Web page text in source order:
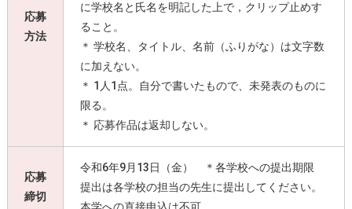
応募
方法
に学校名と氏名を明記した上で，クリップ止めす
ること。
＊ 学校名、タイトル、名前（ふりがな）は文字数
に加えない。
＊ 1人1点。自分で書いたもので、未発表のものに
限る。
＊ 応募作品は返却しない。
応募
締切
令和6年9月13日（金） ＊各学校への提出期限
提出は各学校の担当の先生に提出してください。